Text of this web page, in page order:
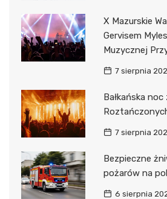
X Mazurskie
Gervisem
Muzycznej
7 sierpnia
Bałkańska
7 sierpnia
Bezpieczne
pożarów na
6 sierpnia